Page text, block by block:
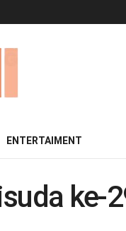
ENTERTAIMENT
ke-